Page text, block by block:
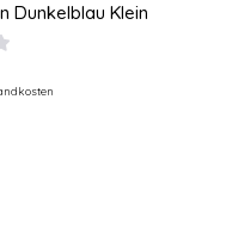
Dunkelblau Klein